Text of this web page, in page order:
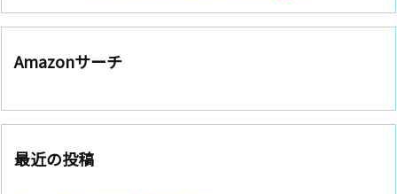
Amazonサーチ
最近の投稿